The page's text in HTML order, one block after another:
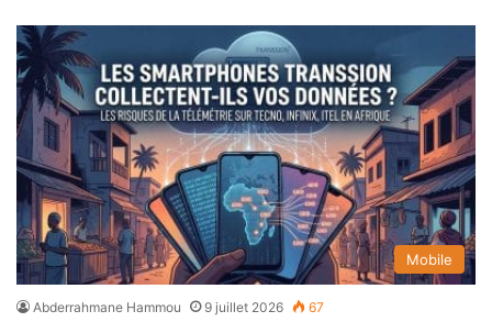
Mobile
Abderrahmane Hammou 9 juillet 2026 67